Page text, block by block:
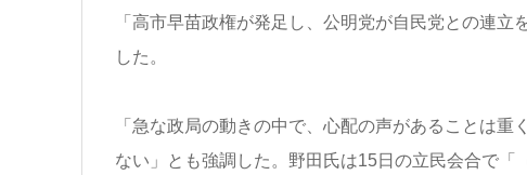
「高市早苗政権が発足し、公明党が自民党との連
した。
「急な政局の動きの中で、心配の声があることは
ない」とも強調した。野田氏は15日の立民会合で